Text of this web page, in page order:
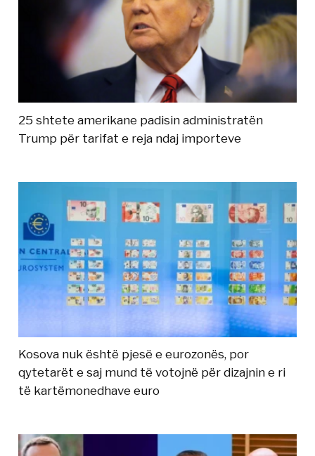
25 shtete amerikane padisin administratën
Trump për tarifat e reja ndaj importeve
Kosova nuk është pjesë e eurozonës, por
qytetarët e saj mund të votojnë për dizajnin e ri
të kartëmonedhave euro